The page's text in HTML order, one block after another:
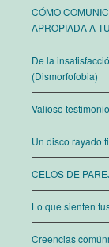
CÓMO
APROPIADA A
De la
(Dismorfofobia)
Valioso
Un disco rayado
CELOS DE
Lo que sienten
Creencias